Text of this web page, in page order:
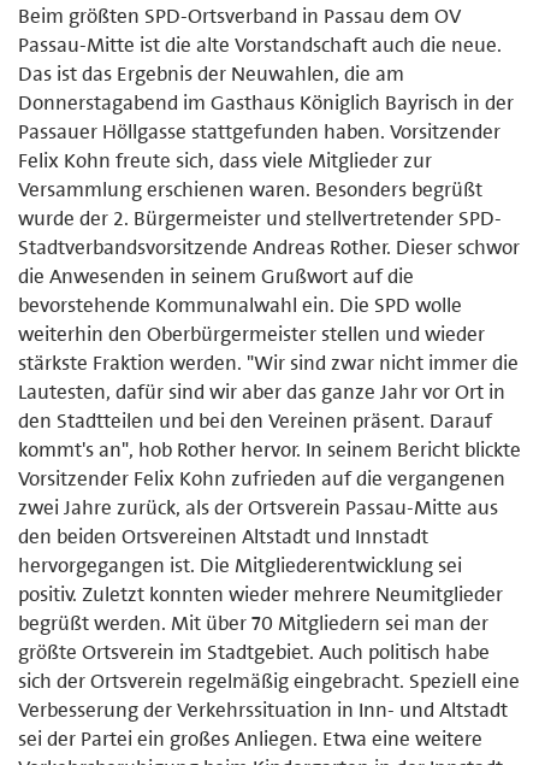
Beim größten SPD-Ortsverband in Passau dem OV
Passau-Mitte ist die alte Vorstandschaft auch die neue.
Das ist das Ergebnis der Neuwahlen, die am
Donnerstagabend im Gasthaus Königlich Bayrisch in der
Passauer Höllgasse stattgefunden haben. Vorsitzender
Felix Kohn freute sich, dass viele Mitglieder zur
Versammlung erschienen waren. Besonders begrüßt
wurde der 2. Bürgermeister und stellvertretender SPD-
Stadtverbandsvorsitzende Andreas Rother. Dieser schwor
die Anwesenden in seinem Grußwort auf die
bevorstehende Kommunalwahl ein. Die SPD wolle
weiterhin den Oberbürgermeister stellen und wieder
stärkste Fraktion werden. "Wir sind zwar nicht immer die
Lautesten, dafür sind wir aber das ganze Jahr vor Ort in
den Stadtteilen und bei den Vereinen präsent. Darauf
kommt's an", hob Rother hervor. In seinem Bericht blickte
Vorsitzender Felix Kohn zufrieden auf die vergangenen
zwei Jahre zurück, als der Ortsverein Passau-Mitte aus
den beiden Ortsvereinen Altstadt und Innstadt
hervorgegangen ist. Die Mitgliederentwicklung sei
positiv. Zuletzt konnten wieder mehrere Neumitglieder
begrüßt werden. Mit über 70 Mitgliedern sei man der
größte Ortsverein im Stadtgebiet. Auch politisch habe
sich der Ortsverein regelmäßig eingebracht. Speziell eine
Verbesserung der Verkehrssituation in Inn- und Altstadt
sei der Partei ein großes Anliegen. Etwa eine weitere